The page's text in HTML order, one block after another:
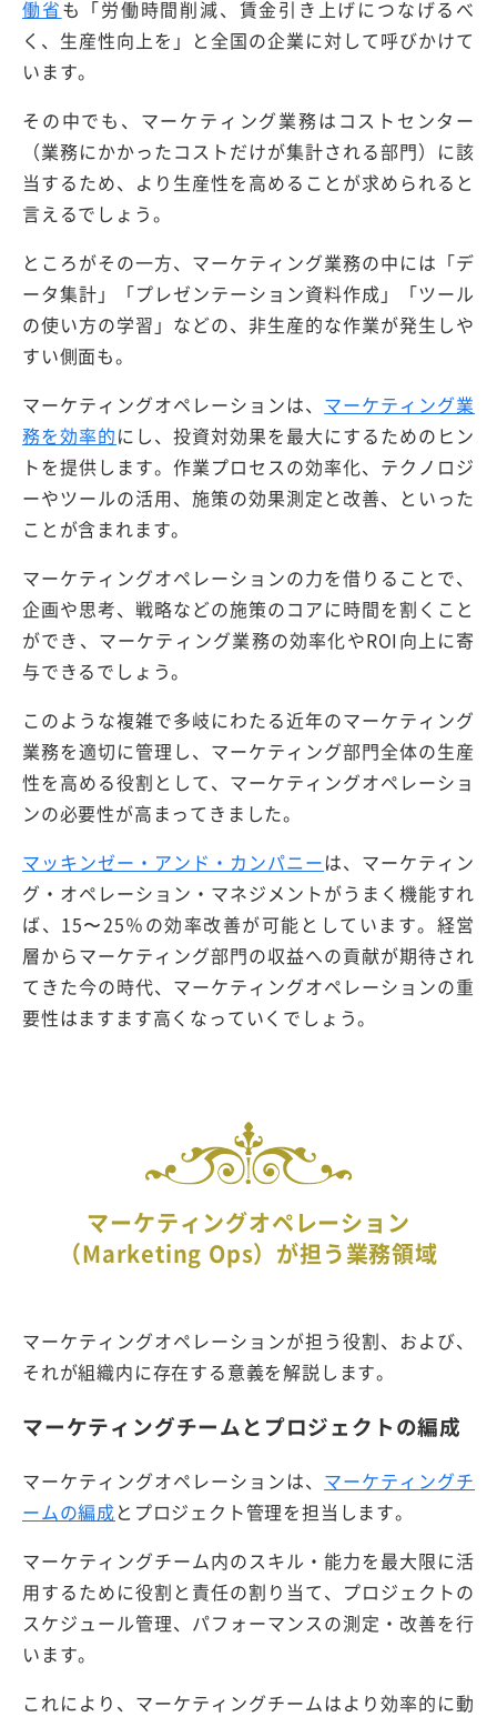
働省も「労働時間削減、賃金引き上げにつなげるべ
く、生産性向上を」と全国の企業に対して呼びかけて
います。
その中でも、マーケティング業務はコストセンター
（業務にかかったコストだけが集計される部門）に該
当するため、より生産性を高めることが求められると
言えるでしょう。
ところがその一方、マーケティング業務の中には「デ
ータ集計」「プレゼンテーション資料作成」「ツール
の使い方の学習」などの、非生産的な作業が発生しや
すい側面も。
マーケティングオペレーションは、 マーケティング業
務を効率的にし、投資対効果を最大にするためのヒン
トを提供します。作業プロセスの効率化、テクノロジ
ーやツールの活用、施策の効果測定と改善、といった
ことが含まれます。
マーケティングオペレーションの力を借りることで、
企画や思考、戦略などの施策のコアに時間を割くこと
ができ、マーケティング業務の効率化やROI向上に寄
与できるでしょう。
このような複雑で多岐にわたる近年のマーケティング
業務を適切に管理し、マーケティング部門全体の生産
性を高める役割として、マーケティングオペレーショ
ンの必要性が高まってきました。
マッキンゼー・アンド・カンパニーは、マーケティン
グ・オペレーション・マネジメントがうまく機能すれ
ば、15〜25％の効率改善が可能としています。経営
層からマーケティング部門の収益への貢献が期待され
てきた今の時代、マーケティングオペレーションの重
要性はますます高くなっていくでしょう。
マーケティングオペレーション
（Marketing Ops）が担う業務領域
マーケティングオペレーションが担う役割、および、
それが組織内に存在する意義を解説します。
マーケティングチームとプロジェクトの編成
マーケティングオペレーションは、 マーケティングチ
ームの編成とプロジェクト管理を担当します。
マーケティングチーム内のスキル・能力を最大限に活
用するために役割と責任の割り当て、プロジェクトの
スケジュール管理、パフォーマンスの測定・改善を行
います。
これにより、マーケティングチームはより効率的に動